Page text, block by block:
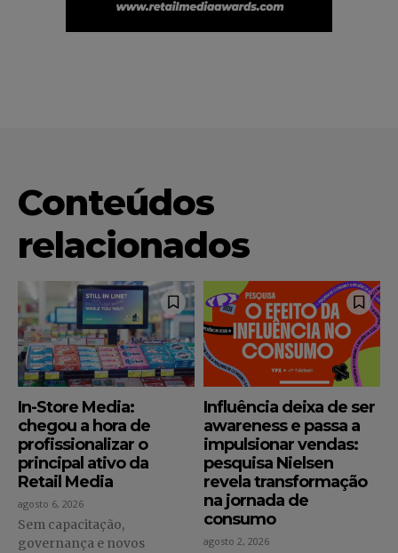
Conteúdos
relacionados
In-Store Media:
chegou a hora de
profissionalizar o
principal ativo da
Retail Media
agosto 6, 2026
Sem capacitação,
governança e novos
Influência deixa de ser
awareness e passa a
impulsionar vendas:
pesquisa Nielsen
revela transformação
na jornada de
consumo
agosto 2, 2026